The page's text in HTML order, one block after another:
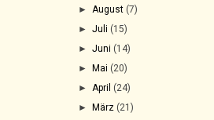
► August (7)
►Juli (15)
►Juni (14)
►Mai (20)
► April (24)
►März (21)